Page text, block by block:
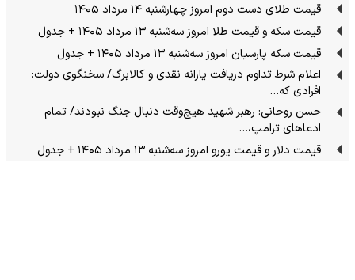
قیمت طلای دست دوم امروز چهارشنبه ۱۴ مرداد ۱۴۰۵
قیمت سکه و قیمت طلا امروز سه‌شنبه ۱۳ مرداد ۱۴۰۵ + جدول
قیمت سکه پارسیان امروز سه‌شنبه ۱۳ مرداد ۱۴۰۵ + جدول
اعلام شرط تداوم دریافت یارانه نقدی و کالابرگ/ سخنگوی دولت:
افرادی که…
حسن روحانی: رهبر شهید هیچ‌وقت دنبال جنگ نبودند/ تمام
ادعاهای ترامپ،…
قیمت دلار و قیمت یورو امروز سه‌شنبه ۱۳ مرداد ۱۴۰۵ + جدول